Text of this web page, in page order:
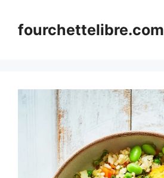
contentfourchettelibre.com